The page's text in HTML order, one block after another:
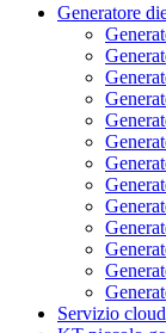
Generatore
Servizio